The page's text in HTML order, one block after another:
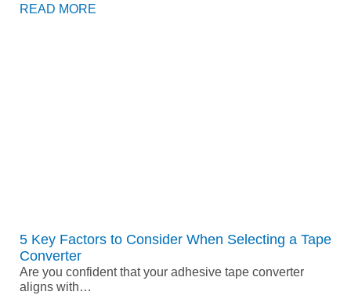
READ MORE
5 Key Factors to Consider When Selecting a Tape
Converter
Are you confident that your adhesive tape converter
aligns with…